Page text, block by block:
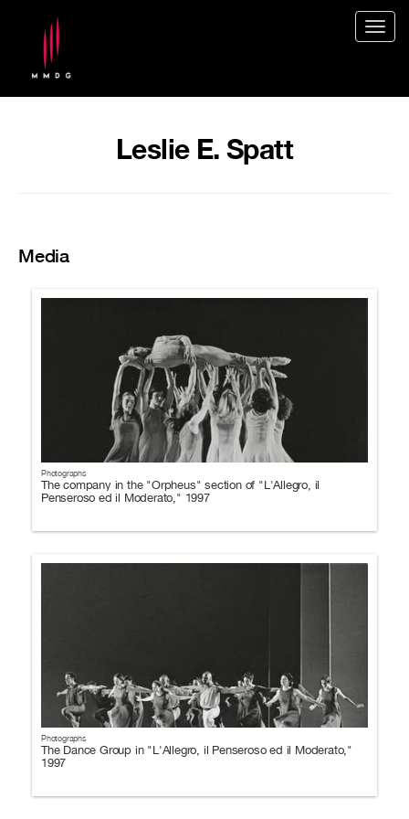
Leslie E. Spatt
Media
Photographs
The company in the "Orpheus" section of "L'Allegro, il
Penseroso ed il Moderato," 1997
Photographs
The Dance Group in "L'Allegro, il Penseroso ed il Moderato,"
1997